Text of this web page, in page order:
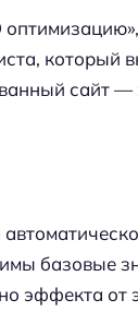
который
сайт —
базовые
эффекта от